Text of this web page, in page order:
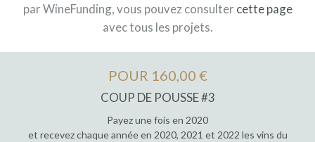
par WineFunding, vous pouvez consulter cette page
avec tous les projets.
POUR 160,00 €
COUP DE POUSSE #3
Payez une fois en 2020
et recevez chaque année en 2020, 2021 et 2022 les vins du